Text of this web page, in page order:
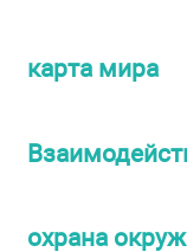
карта мира
охрана